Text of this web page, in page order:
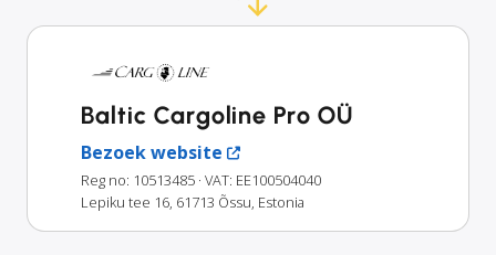
Baltic Cargoline Pro OÜ
Bezoek website
Reg no: 10513485 · VAT: EE100504040
Lepiku tee 16, 61713 Õssu, Estonia